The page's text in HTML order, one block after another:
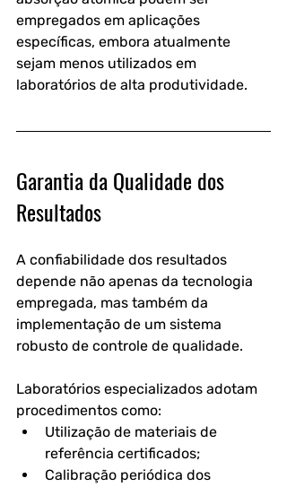
empregados em aplicações
específicas, embora atualmente
sejam menos utilizados em
laboratórios de alta produtividade.
Garantia da Qualidade dos
Resultados
A confiabilidade dos resultados
depende não apenas da tecnologia
empregada, mas também da
implementação de um sistema
robusto de controle de qualidade.
Laboratórios especializados adotam
procedimentos como:
Utilização de materiais de
referência certificados;
Calibração periódica dos